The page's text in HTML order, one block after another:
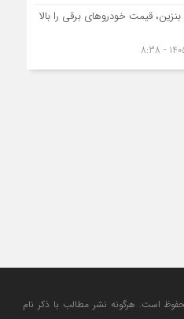
قیمت خودروهای برقی را بالا
است. هرگونه نشر مطالب با ذكر نام